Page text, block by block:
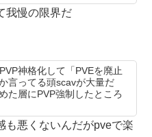
我慢の限界だ
神格化して「PVEを廃止
言ってる頭scavが大量だ
た層にPVP強制したところ
も悪くないんだがpveで楽